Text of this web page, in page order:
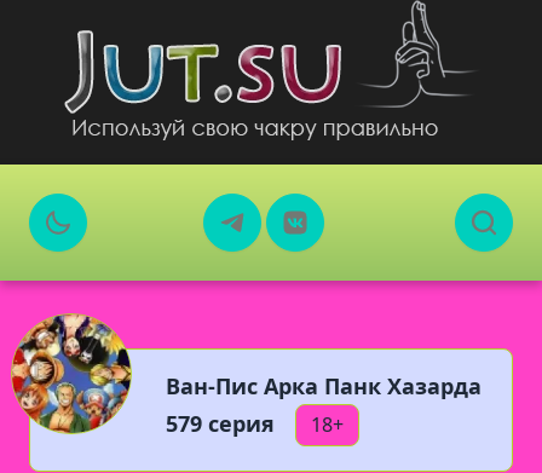
Ван-Пис Арка Панк Хазарда
579 серия
18+